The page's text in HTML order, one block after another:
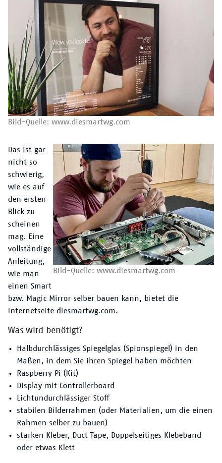
Bild-Quelle: www.diesmartwg.com
Bild-Quelle: www.diesmartwg.com
Text
Das ist gar
nicht so
schwierig,
wie es auf
den ersten
Blick zu
scheinen
mag. Eine
vollständige
Anleitung,
wie man
einen Smart
bzw. Magic Mirror selber bauen kann, bietet die
Internetseite diesmartwg.com.
Was wird benötigt?
Halbdurchlässiges Spiegelglas (Spionspiegel) in den
Maßen, in dem Sie ihren Spiegel haben möchten
Raspberry Pi (Kit)
Display mit Controllerboard
Lichtundurchlässiger Stoff
stabilen Bilderrahmen (oder Materialien, um die einen
Rahmen selber zu bauen)
starken Kleber, Duct Tape, Doppelseitiges Klebeband
oder etwas Klett